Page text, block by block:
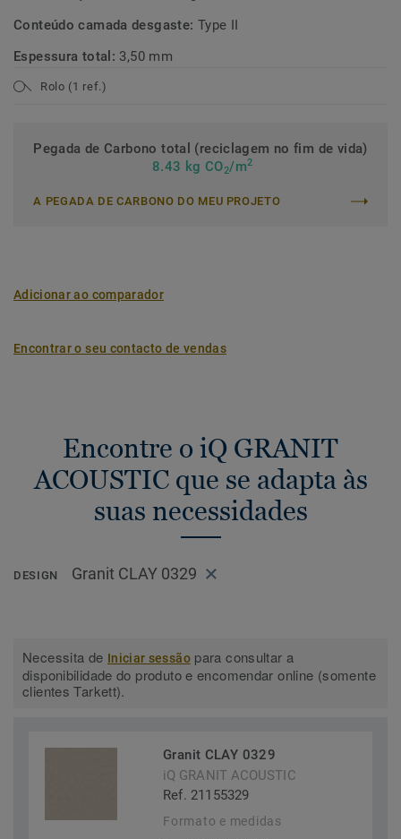
Conteúdo camada desgaste: Type II
Espessura total: 3,50 mm
Rolo (1 ref.)
Pegada de Carbono total (reciclagem no fim de vida)
8.43 kg CO2/m2
A PEGADA DE CARBONO DO MEU PROJETO
Adicionar ao comparador
Encontrar o seu contacto de vendas
Encontre o iQ GRANIT
ACOUSTIC que se adapta às
suas necessidades
DESIGN Granit CLAY 0329
Necessita de Iniciar sessãopara consultar a
disponibilidade do produto e encomendar online (somente
clientes Tarkett).
Granit CLAY 0329
iQ GRANIT ACOUSTIC
Ref. 21155329
Formato e medidas